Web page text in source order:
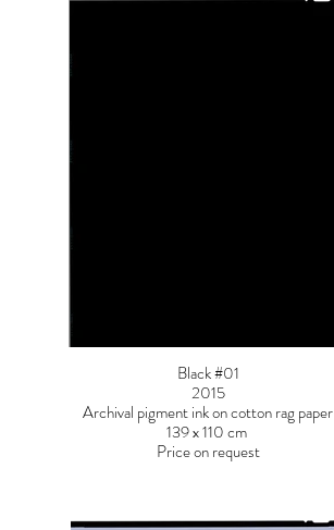
Black #01
2015
Archival pigment ink on cotton rag paper
139 x 110 cm
Price on request